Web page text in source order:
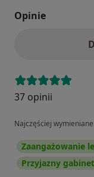
Opinie
37 opinii
Najczęściej
Zaangażowanie
Przyjazny gabinet